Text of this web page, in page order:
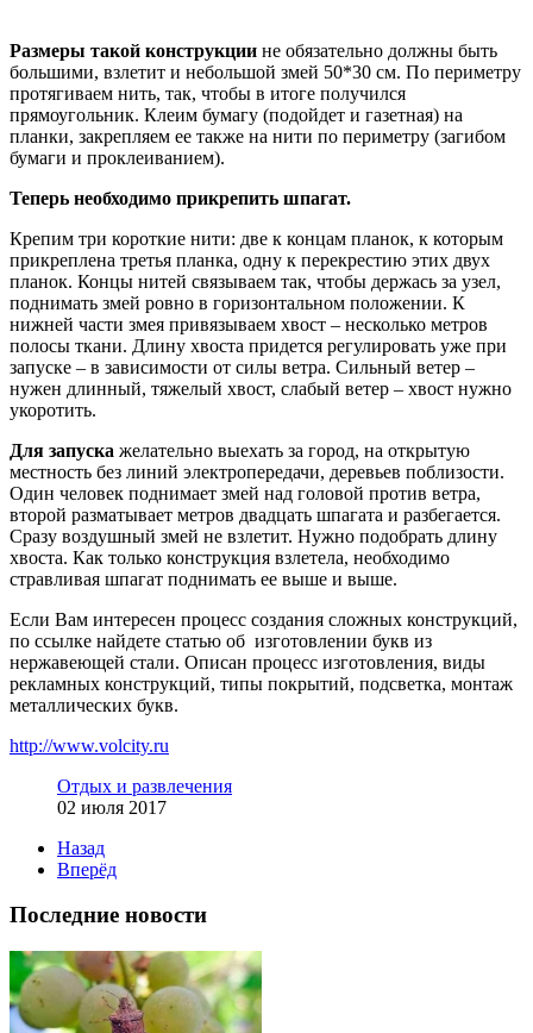
Размеры такой конструкции не обязательно должны быть
большими, взлетит и небольшой змей 50*30 см. По периметру
протягиваем нить, так, чтобы в итоге получился
прямоугольник. Клеим бумагу (подойдет и газетная) на
планки, закрепляем ее также на нити по периметру (загибом
бумаги и проклеиванием).
Теперь необходимо прикрепить шпагат.
Крепим три короткие нити: две к концам планок, к которым
прикреплена третья планка, одну к перекрестию этих двух
планок. Концы нитей связываем так, чтобы держась за узел,
поднимать змей ровно в горизонтальном положении. К
нижней части змея привязываем хвост – несколько метров
полосы ткани. Длину хвоста придется регулировать уже при
запуске – в зависимости от силы ветра. Сильный ветер –
нужен длинный, тяжелый хвост, слабый ветер – хвост нужно
укоротить.
Для запуска желательно выехать за город, на открытую
местность без линий электропередачи, деревьев поблизости.
Один человек поднимает змей над головой против ветра,
второй разматывает метров двадцать шпагата и разбегается.
Сразу воздушный змей не взлетит. Нужно подобрать длину
хвоста. Как только конструкция взлетела, необходимо
стравливая шпагат поднимать ее выше и выше.
Если Вам интересен процесс создания сложных конструкций,
по ссылке найдете статью об изготовлении букв из
нержавеющей стали. Описан процесс изготовления, виды
рекламных конструкций, типы покрытий, подсветка, монтаж
металлических букв.
http://www.volcity.ru
Отдых и развлечения
02 июля 2017
Назад
Вперёд
Последние новости